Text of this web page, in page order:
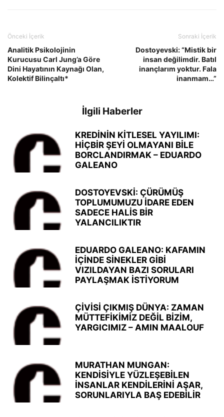
Önceki İçerik
Analitik Psikolojinin
Kurucusu Carl Jung’a Göre
Dini Hayatının Kaynağı Olan,
Kolektif Bilinçaltı*
Sonraki İçerik
Dostoyevski: “Mistik bir
insan değilimdir. Batıl
inançlarım yoktur. Fala
inanmam…”
İlgili Haberler
KREDİNİN KİTLESEL YAYILIMI:
HİÇBİR ŞEYİ OLMAYANI BİLE
BORCLANDIRMAK – EDUARDO
GALEANO
DOSTOYEVSKİ: ÇÜRÜMÜŞ
TOPLUMUMUZU İDARE EDEN
SADECE HALİS BİR
YALANCILIKTIR
EDUARDO GALEANO: KAFAMIN
İÇİNDE SİNEKLER GİBİ
VIZILDAYAN BAZI SORULARI
PAYLAŞMAK İSTİYORUM
ÇİVİSİ ÇIKMIŞ DÜNYA: ZAMAN
MÜTTEFİKİMİZ DEĞİL BİZİM,
YARGICIMIZ – AMIN MAALOUF
MURATHAN MUNGAN:
KENDİSİYLE YÜZLEŞEBİLEN
İNSANLAR KENDİLERİNİ AŞAR,
SORUNLARIYLA BAŞ EDEBİLİR